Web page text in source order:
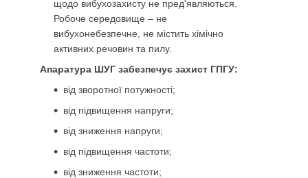
щодо вибухозахисту не пред'являються.
Робоче середовище – не
вибухонебезпечне, не містить хімічно
активних речовин та пилу.
Апаратура ШУГ забезпечує захист ГПГУ:
від зворотної потужності;
від підвищення напруги;
від зниження напруги;
від підвищення частоти;
від зниження частоти;